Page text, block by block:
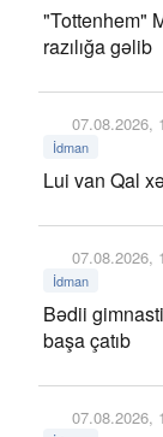
"Tottenhem"
razılığa gəlib
07.08.2026,
İdman
Lui van Qal
07.08.2026,
İdman
Bədii
başa çatıb
07.08.2026,